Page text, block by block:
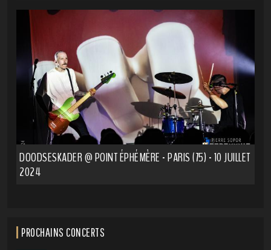
DOODSESKADER @ POINT ÉPHÉMÈRE - PARIS (75) - 10 JUILLET
2024
PROCHAINS CONCERTS